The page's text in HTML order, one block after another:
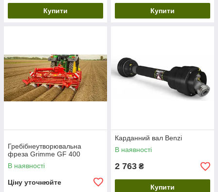
Купити Купити
Гребібнеутворювальна
фреза Grimme GF 400
В наявності
Ціну уточнюйте
Карданний вал Benzi
В наявності
2 763 ₴
Купити